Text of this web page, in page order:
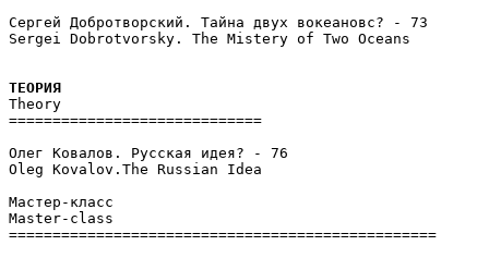
Сергей Добротворский. Тайна двух вокеановс? - 73
Sergei Dobrotvorsky. The Mistery of Two Oceans
Theory
=============================
Олег Ковалов. Русская идея? - 76
Oleg Kovalov.The Russian Idea
Мастер-класс
Master-class
=================================================